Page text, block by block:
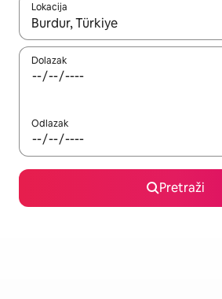
Lokacija
Kada budu dostupni rezultati, moći
Dolazak
Odlazak
Pretraži